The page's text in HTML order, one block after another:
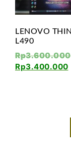
LENOVO
L490
Rp3.600.000
Rp3.400.000